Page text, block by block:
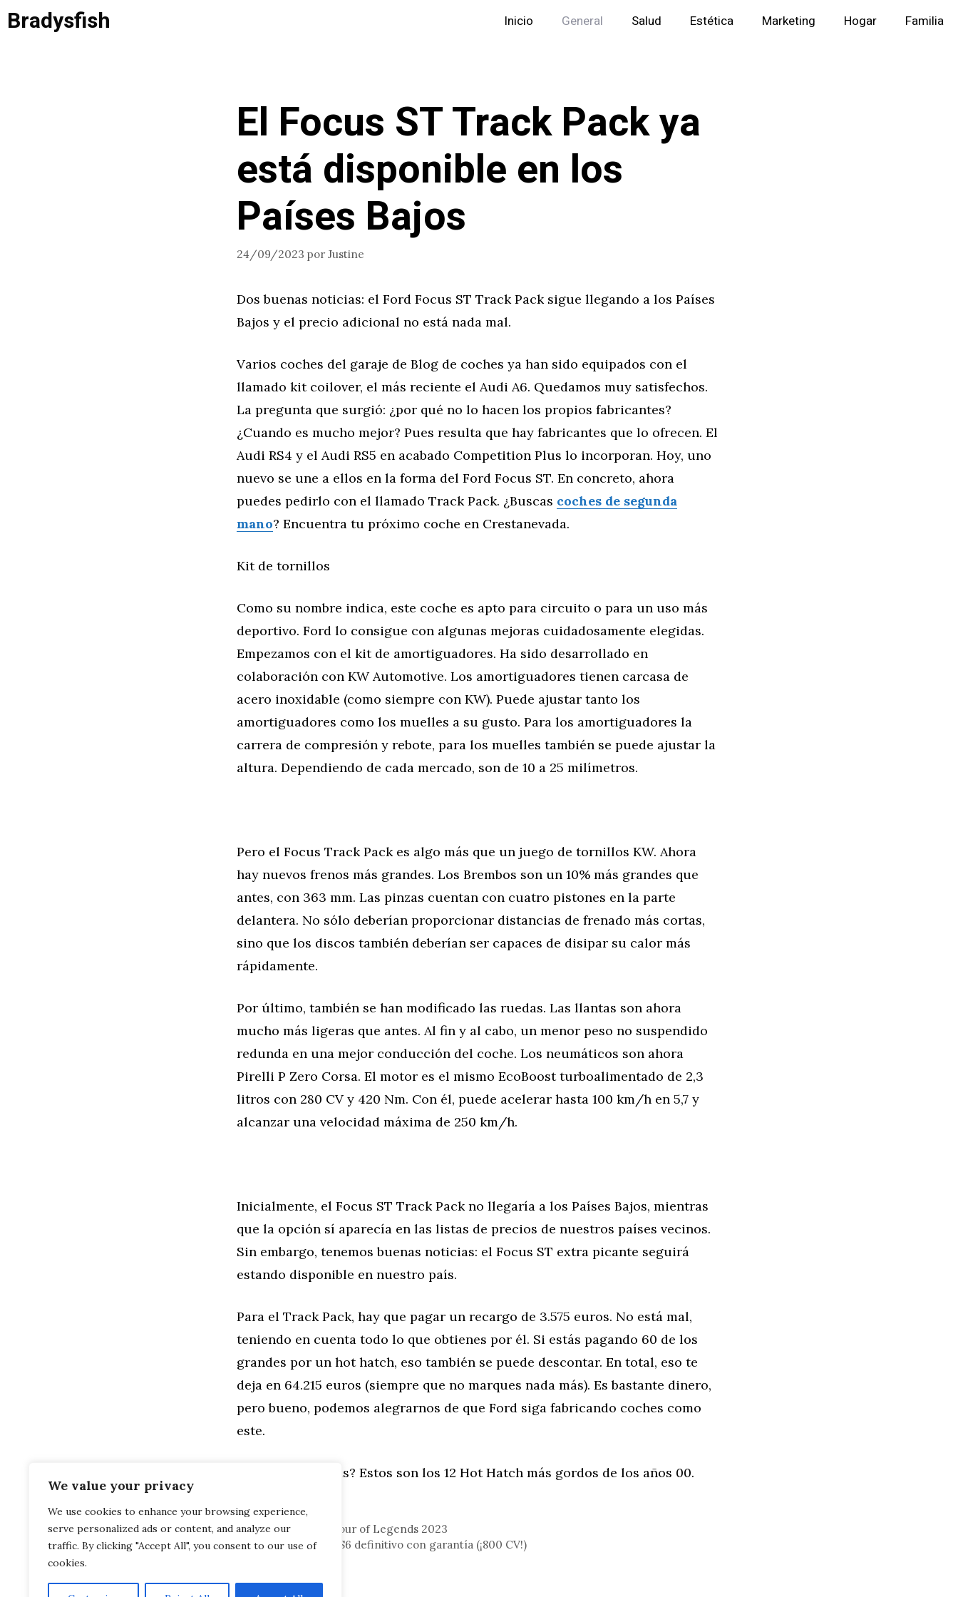
We value your privacy
We use cookies to enhance your browsing experience,
serve personalized ads or content, and analyze our
traffic. By clicking "Accept All", you consent to our use of
cookies.
Saltar
alBradysfish Inicio General Salud Estética Marketing Hogar Familia
El Focus ST Track Pack ya
está disponible en los
Países Bajos
24/09/2023 por Justine
Dos buenas noticias: el Ford Focus ST Track Pack sigue llegando a los Países
Bajos y el precio adicional no está nada mal.
Varios coches del garaje de Blog de coches ya han sido equipados con el
llamado kit coilover, el más reciente el Audi A6. Quedamos muy satisfechos.
La pregunta que surgió: ¿por qué no lo hacen los propios fabricantes?
¿Cuando es mucho mejor? Pues resulta que hay fabricantes que lo ofrecen. El
Audi RS4 y el Audi RS5 en acabado Competition Plus lo incorporan. Hoy, uno
nuevo se une a ellos en la forma del Ford Focus ST. En concreto, ahora
puedes pedirlo con el llamado Track Pack. ¿Buscas coches de segunda
mano? Encuentra tu próximo coche en Crestanevada.
Kit de tornillos
Como su nombre indica, este coche es apto para circuito o para un uso más
deportivo. Ford lo consigue con algunas mejoras cuidadosamente elegidas.
Empezamos con el kit de amortiguadores. Ha sido desarrollado en
colaboración con KW Automotive. Los amortiguadores tienen carcasa de
acero inoxidable (como siempre con KW). Puede ajustar tanto los
amortiguadores como los muelles a su gusto. Para los amortiguadores la
carrera de compresión y rebote, para los muelles también se puede ajustar la
altura. Dependiendo de cada mercado, son de 10 a 25 milímetros.
Pero el Focus Track Pack es algo más que un juego de tornillos KW. Ahora
hay nuevos frenos más grandes. Los Brembos son un 10% más grandes que
antes, con 363 mm. Las pinzas cuentan con cuatro pistones en la parte
delantera. No sólo deberían proporcionar distancias de frenado más cortas,
sino que los discos también deberían ser capaces de disipar su calor más
rápidamente.
Por último, también se han modificado las ruedas. Las llantas son ahora
mucho más ligeras que antes. Al fin y al cabo, un menor peso no suspendido
redunda en una mejor conducción del coche. Los neumáticos son ahora
Pirelli P Zero Corsa. El motor es el mismo EcoBoost turboalimentado de 2,3
litros con 280 CV y 420 Nm. Con él, puede acelerar hasta 100 km/h en 5,7 y
alcanzar una velocidad máxima de 250 km/h.
Inicialmente, el Focus ST Track Pack no llegaría a los Países Bajos, mientras
que la opción sí aparecía en las listas de precios de nuestros países vecinos.
Sin embargo, tenemos buenas noticias: el Focus ST extra picante seguirá
estando disponible en nuestro país.
Para el Track Pack, hay que pagar un recargo de 3.575 euros. No está mal,
teniendo en cuenta todo lo que obtienes por él. Si estás pagando 60 de los
grandes por un hot hatch, eso también se puede descontar. En total, eso te
deja en 64.215 euros (siempre que no marques nada más). Es bastante dinero,
pero bueno, podemos alegrarnos de que Ford siga fabricando coches como
este.
¿Quieres leer más? Estos son los 12 Hot Hatch más gordos de los años 00.
Categorías
General,Motor
Gana: Porsche Tour of Legends 2023
Este es el Audi RS6 definitivo con garantía (¡800 CV!)